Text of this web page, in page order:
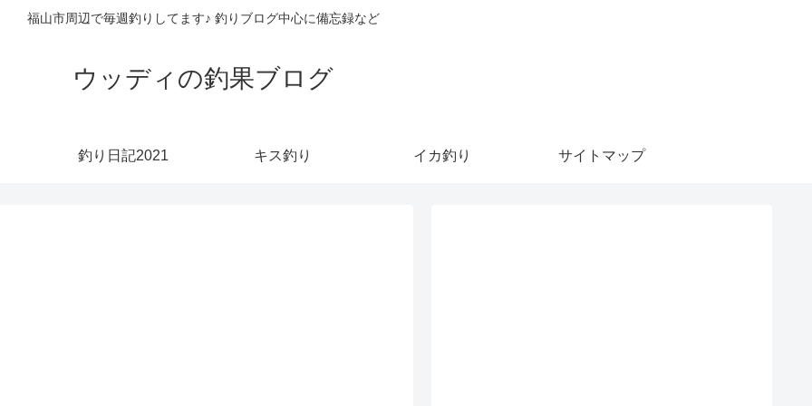
福山市周辺で毎週釣りしてます♪ 釣りブログ中心に備忘録など
ウッディの釣果ブログ
釣り日記2021 キス釣り イカ釣り サイトマップ